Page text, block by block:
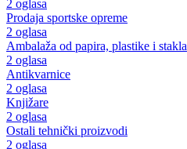
2 oglasa
Prodaja sportske opreme
2 oglasa
Ambalaža od papira, plastike i stakla
2 oglasa
Antikvarnice
2 oglasa
Knjižare
2 oglasa
Ostali tehnički proizvodi
2 oglasa